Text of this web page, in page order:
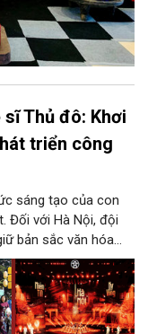
Thủ đô: Khơi
triển công
sáng tạo của con
Đối với Hà Nội, đội
bản sắc văn hóa
hình thành các sản
phát huy và tạo
sẽ là “chìa khóa”
hóa, nâng cao năng